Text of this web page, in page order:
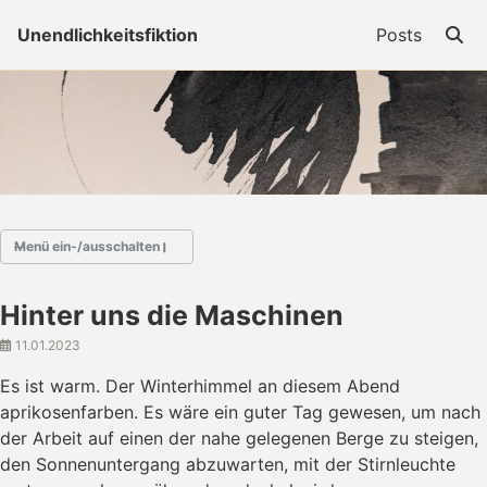
Unendlichkeitsfiktion
Posts
Menü ein-/ausschalten
Au fil des mots
Buddenbohm
Hotel
Landleben
Mequito
Ricardas Kiel
Hinter uns die Maschinen
11.01.2023
Es ist warm. Der Winterhimmel an diesem Abend
aprikosenfarben. Es wäre ein guter Tag gewesen, um nach
der Arbeit auf einen der nahe gelegenen Berge zu steigen,
den Sonnenuntergang abzuwarten, mit der Stirnleuchte